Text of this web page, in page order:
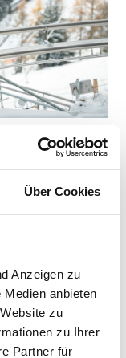
Über Cookies
Anzeigen zu
anbieten
zu
zu Ihrer
Partner für
thrills on its 850-
and two thrilling…